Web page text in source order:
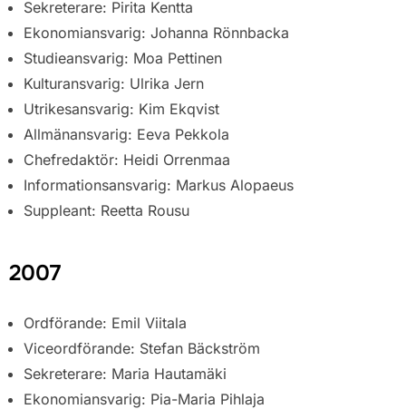
Sekreterare: Pirita Kentta
Ekonomiansvarig: Johanna Rönnbacka
Studieansvarig: Moa Pettinen
Kulturansvarig: Ulrika Jern
Utrikesansvarig: Kim Ekqvist
Allmänansvarig: Eeva Pekkola
Chefredaktör: Heidi Orrenmaa
Informationsansvarig: Markus Alopaeus
Suppleant: Reetta Rousu
2007
Ordförande: Emil Viitala
Viceordförande: Stefan Bäckström
Sekreterare: Maria Hautamäki
Ekonomiansvarig: Pia-Maria Pihlaja